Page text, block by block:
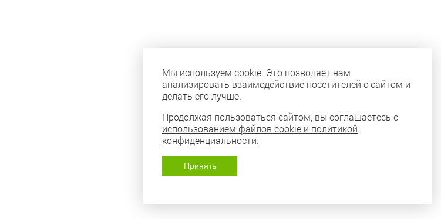
Мы используем cookie. Это позволяет нам
анализировать взаимодействие посетителей с сайтом и
делать его лучше.
Продолжая пользоваться сайтом, вы соглашаетесь с
использованием файлов cookie и политикой
конфиденциальности.
Принять